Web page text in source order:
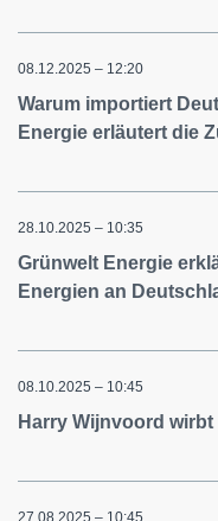
08.12.2025 – 12:20
Warum importiert
Energie erläutert die
28.10.2025 – 10:35
Grünwelt Energie
Energien an
08.10.2025 – 10:45
Harry Wijnvoord
27.08.2025 – 10:45